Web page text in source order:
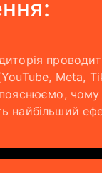
Meta,
чому
найбільший